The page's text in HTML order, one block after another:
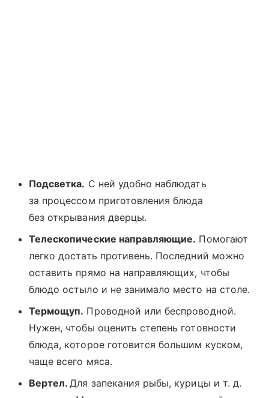
Подсветка. С ней удобно наблюдать
за процессом приготовления блюда
без открывания дверцы.
Телескопические направляющие. Помогают
легко достать противень. Последний можно
оставить прямо на направляющих, чтобы
блюдо остыло и не занимало место на столе.
Термощуп. Проводной или беспроводной.
Нужен, чтобы оценить степень готовности
блюда, которое готовится большим куском,
чаще всего мяса.
Вертел.Для запекания рыбы, курицы и т. д.